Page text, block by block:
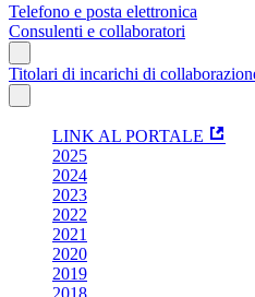
Telefono e posta elettronica
Consulenti e collaboratori
Titolari di incarichi di
LINK AL PORTALE
2025
2024
2023
2022
2021
2020
2019
2018